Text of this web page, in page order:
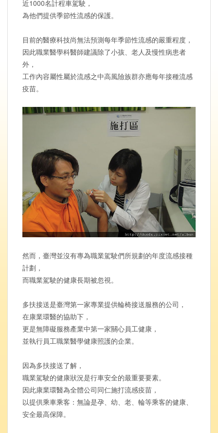
近1000名計程車駕駛，
為他們提供季節性流感的保護。
目前的醫療科技尚無法預測每年季節性流感的嚴重程度，
因此職業醫學科醫師建議除了小孩、老人及慢性病患者
外，
工作內容屬性屬於流感之中高風險族群亦應每年接種流感
疫苗。
然而，臺灣並沒有專為職業駕駛們所規劃的年度流感接種
計劃，
而職業駕駛的健康長期被忽視。
多扶接送是臺灣第一家專業提供輪椅接送服務的公司，
在康業環醫的協助下，
更是無障礙服務產業中第一家關心員工健康，
並執行員工職業醫學健康照護的企業。
因為多扶接送了解，
職業駕駛的健康狀況是行車安全的最重要要素。
因此康業環醫為全體公司同仁施打流感疫苗，
以提供乘車乘客：無論是孕、幼、老、輪等乘客的健康、
安全最高保障。